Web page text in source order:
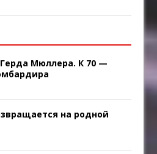
Мюллера. К 70 —
на родной